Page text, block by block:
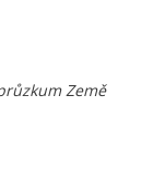
Země